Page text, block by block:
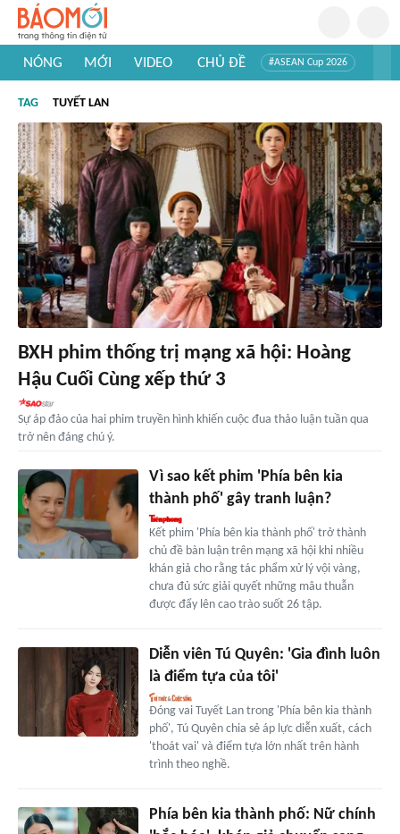
NÓNG MỚI VIDEO CHỦ ĐỀ #ASEAN Cup 2026
#Khám phá thế giới
TAG TUYẾT LAN
BXH phim thống trị mạng xã hội: Hoàng
Hậu Cuối Cùng xếp thứ 3
Sự áp đảo của hai phim truyền hình khiến cuộc đua thảo luận tuần qua
trở nên đáng chú ý.
Vì sao kết phim 'Phía bên kia
thành phố' gây tranh luận?
Kết phim 'Phía bên kia thành phố' trở thành
chủ đề bàn luận trên mạng xã hội khi nhiều
khán giả cho rằng tác phẩm xử lý vội vàng,
chưa đủ sức giải quyết những mâu thuẫn
được đẩy lên cao trào suốt 26 tập.
Diễn viên Tú Quyên: 'Gia đình luôn
là điểm tựa của tôi'
Đóng vai Tuyết Lan trong 'Phía bên kia thành
phố', Tú Quyên chia sẻ áp lực diễn xuất, cách
'thoát vai' và điểm tựa lớn nhất trên hành
trình theo nghề.
Phía bên kia thành phố: Nữ chính